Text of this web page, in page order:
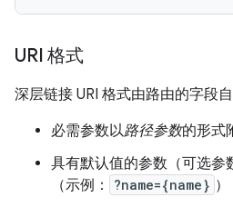
URI 格式
深层链接 URI 格式由路由的字段
必需参数以路径参数的形式
具有默认值的参数（可选参
（示例：
?name={name} ）